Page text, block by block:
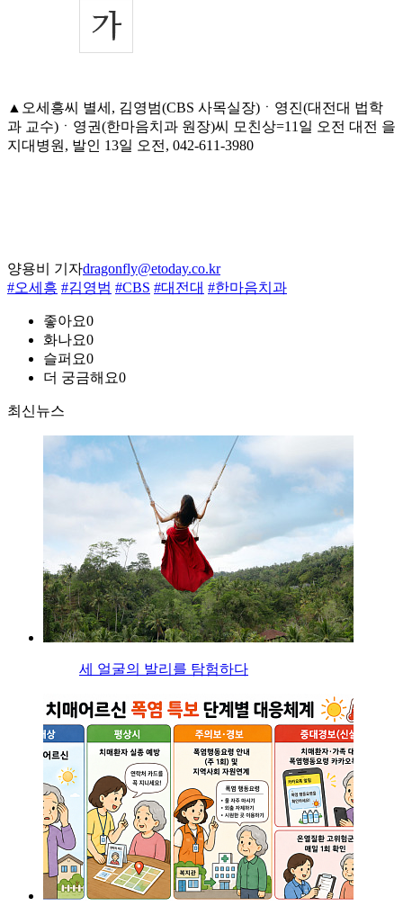
▲오세흥씨 별세, 김영범(CBS 사목실장)ㆍ영진(대전대 법학
과 교수)ㆍ영권(한마음치과 원장)씨 모친상=11일 오전 대전 을
지대병원, 발인 13일 오전, 042-611-3980
양용비 기자dragonfly@etoday.co.kr
#오세흥 #김영범 #CBS #대전대 #한마음치과
좋아요0
화나요0
슬퍼요0
더 궁금해요0
최신뉴스
세 얼굴의 발리를 탐험하다